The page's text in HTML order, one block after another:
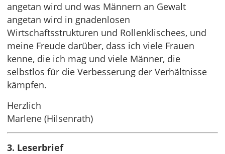
angetan wird und was Männern an Gewalt
angetan wird in gnadenlosen
Wirtschaftsstrukturen und Rollenklischees, und
meine Freude darüber, dass ich viele Frauen
kenne, die ich mag und viele Männer, die
selbstlos für die Verbesserung der Verhältnisse
kämpfen.
Herzlich
Marlene (Hilsenrath)
3. Leserbrief